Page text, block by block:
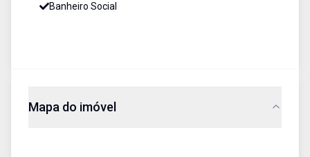
Banheiro Social
Mapa do imóvel